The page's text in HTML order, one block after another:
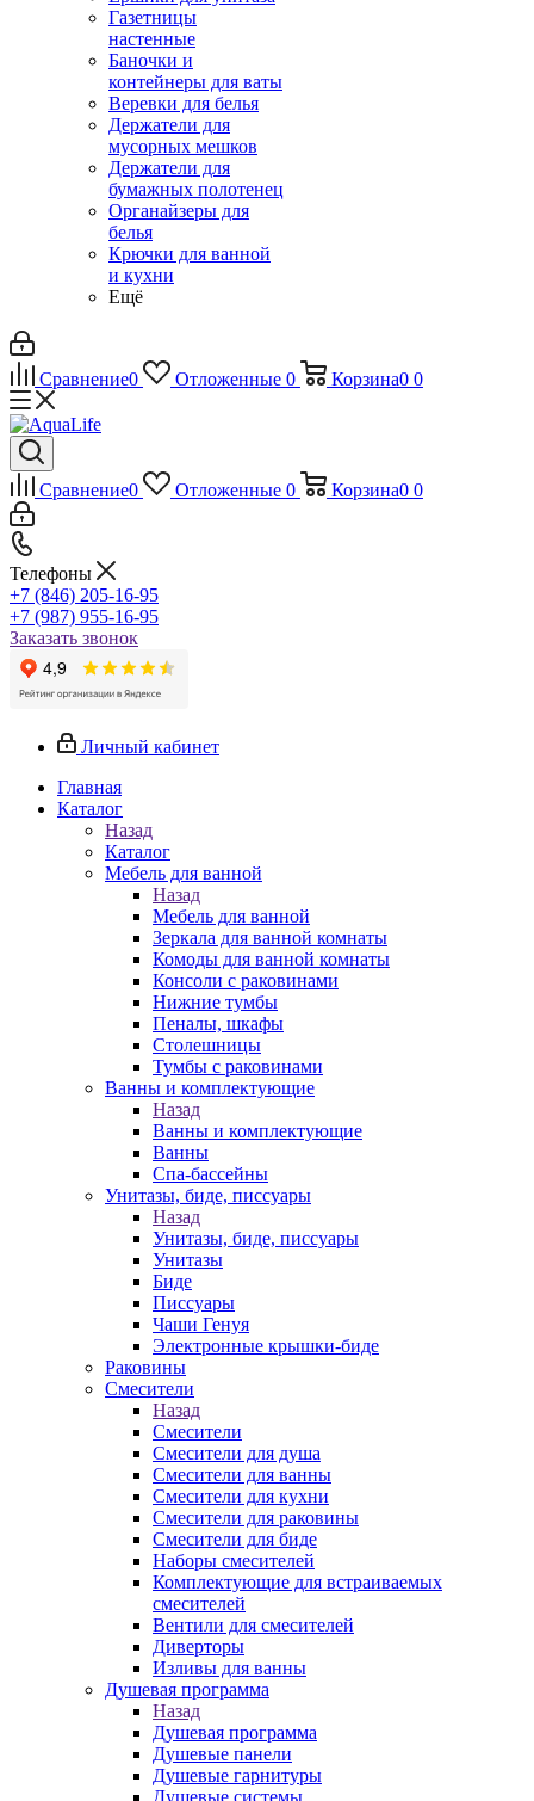
Газетницы
настенные
Баночки и
контейнеры для ваты
Веревки для белья
Держатели для
мусорных мешков
Держатели для
бумажных полотенец
Органайзеры для
белья
Крючки для ванной
и кухни
Ещё
Сравнение0 Отложенные 0 Корзина0 0
Сравнение0 Отложенные 0 Корзина0 0
Телефоны
+7 (846) 205-16-95
+7 (987) 955-16-95
Заказать звонок
Личный кабинет
Главная
Каталог
Назад
Каталог
Мебель для ванной
Назад
Мебель для ванной
Зеркала для ванной комнаты
Комоды для ванной комнаты
Консоли с раковинами
Нижние тумбы
Пеналы, шкафы
Столешницы
Тумбы с раковинами
Ванны и комплектующие
Назад
Ванны и комплектующие
Ванны
Спа-бассейны
Унитазы, биде, писсуары
Назад
Унитазы, биде, писсуары
Унитазы
Биде
Писсуары
Чаши Генуя
Электронные крышки-биде
Раковины
Смесители
Назад
Смесители
Смесители для душа
Смесители для ванны
Смесители для кухни
Смесители для раковины
Смесители для биде
Наборы смесителей
Комплектующие для встраиваемых
смесителей
Вентили для смесителей
Диверторы
Изливы для ванны
Душевая программа
Назад
Душевая программа
Душевые панели
Душевые гарнитуры
Душевые системы